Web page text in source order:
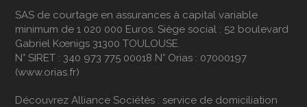
Passer par un courtier pour
souscrire une assurance
SAS de courtage en assurances à capital variable
minimum de 1 020 000 Euros. Siège social : 52 boulevard
Gabriel Kœnigs 31300 TOULOUSE.
N° SIRET : 340 973 775 00018 N° Orias : 07000197
(www.orias.fr)
DécouvrezAlliance Sociétés : service de domiciliation